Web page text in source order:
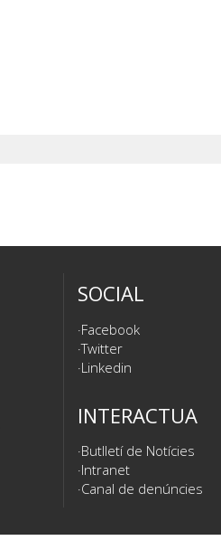
SOCIAL
Facebook
Twitter
Linkedin
INTERACTUA
Butlletí de Notícies
Intranet
Canal de denúncies